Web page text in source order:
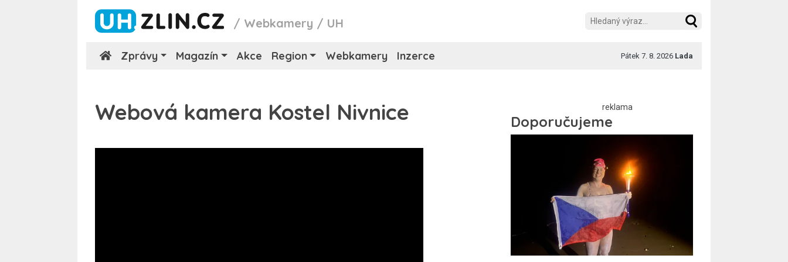
/ Webkamery / UH
Zprávy Magazín Akce Region Webkamery Inzerce Pátek 7. 8. 2026 Lada
Webová kamera Kostel Nivnice